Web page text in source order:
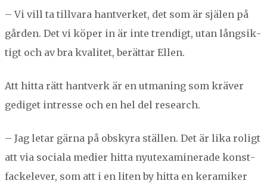
– Vi vill ta till­vara hantver­ket, det som är själen på
går­den. Det vi köper in är inte trendigt, utan långsik­
tigt och av bra kvalitet, berät­tar Ellen.
Att hit­ta rätt hantverk är en utman­ing som kräver
gedi­get intresse och en hel del research.
– Jag letar gär­na på obskyra ställen. Det är lika roligt
att via sociala medi­er hit­ta nyu­tex­am­in­er­ade kon­st­
fack­elever, som att i en liten by hit­ta en keramik­er